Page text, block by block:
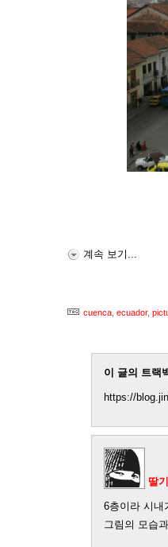
계속 보기...
cuenca ecuador,
이 글의 트랙
https://
딸
6층이라 시내
그림의 모습